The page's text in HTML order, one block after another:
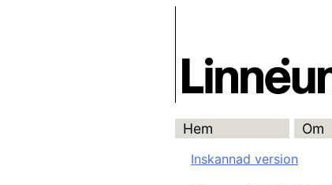
Hem Om
Inskannad version